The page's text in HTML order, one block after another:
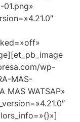
wp-
MAS-
MAS WATSAP»